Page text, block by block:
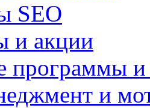
SEO
и акции
программы и
и